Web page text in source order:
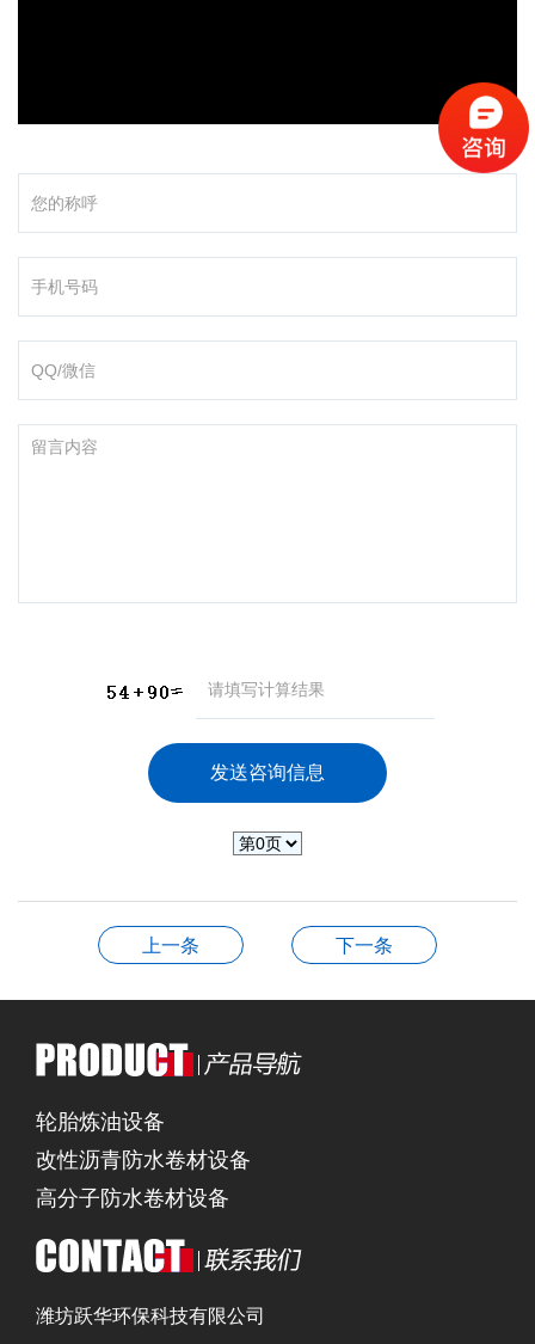
上一条 下一条
轮胎炼油设备
改性沥青防水卷材设备
高分子防水卷材设备
潍坊跃华环保科技有限公司